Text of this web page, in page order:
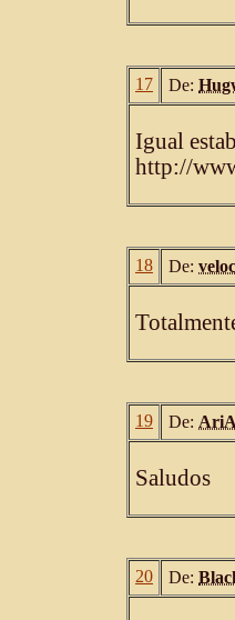
17 De:
Igual
http://
18 De:
19 De:
Saludos
20 De: